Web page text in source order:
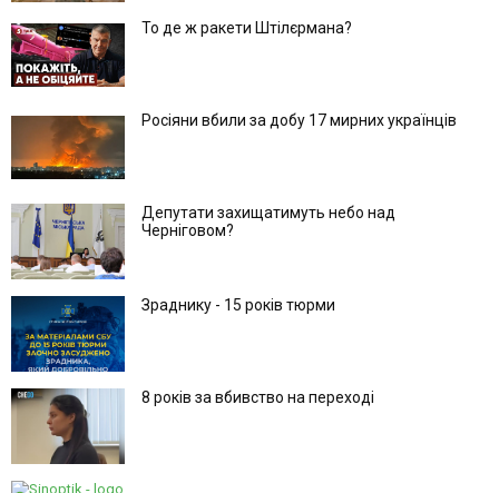
То де ж ракети Штілєрмана?
Росіяни вбили за добу 17 мирних українців
Депутати захищатимуть небо над
Черніговом?
Зраднику - 15 років тюрми
8 років за вбивство на переході